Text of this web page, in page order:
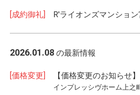
[成約御礼] R'ライオンズマンショ
2026.01.08 の最新情報
[価格変更] 【価格変更のお知らせ】
インプレッシヴホーム